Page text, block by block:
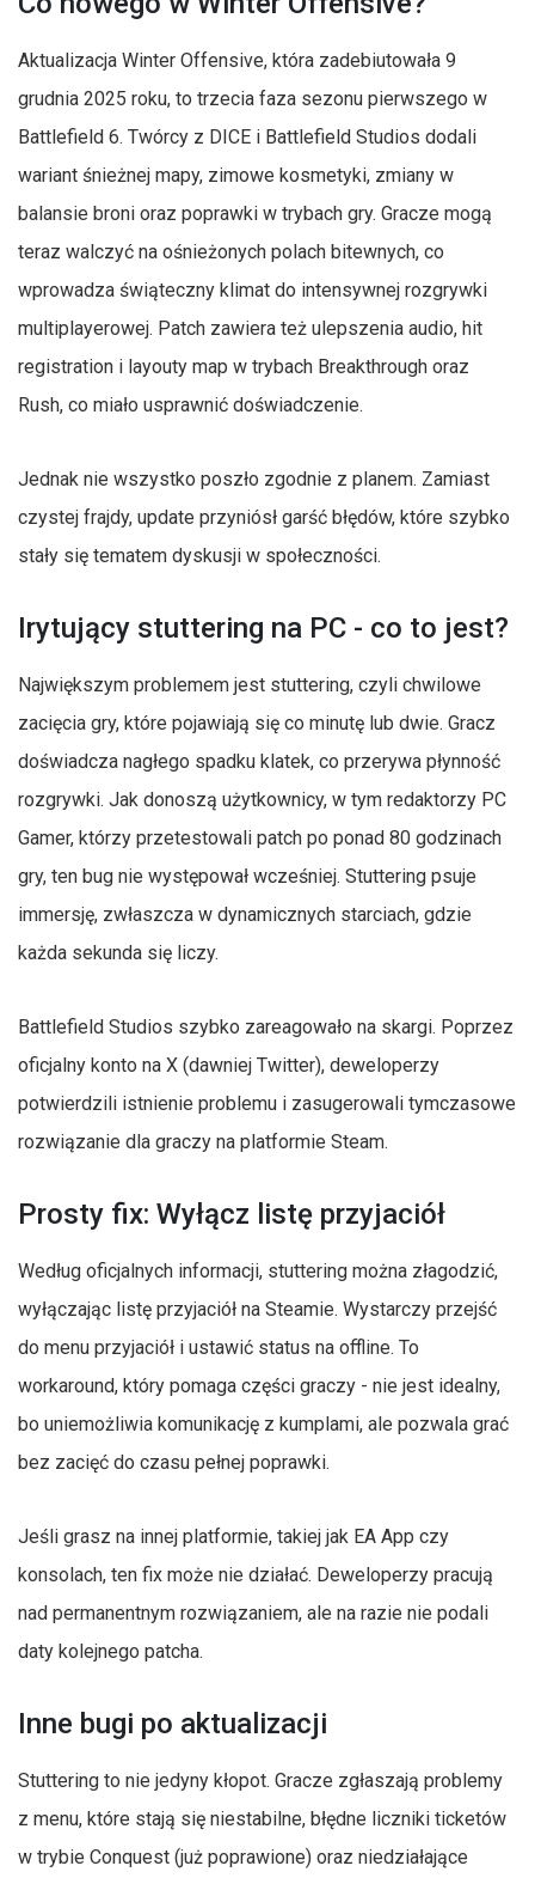
Aktualizacja Winter Offensive, która zadebiutowała 9
grudnia 2025 roku, to trzecia faza sezonu pierwszego w
Battlefield 6. Twórcy z DICE i Battlefield Studios dodali
wariant śnieżnej mapy, zimowe kosmetyki, zmiany w
balansie broni oraz poprawki w trybach gry. Gracze mogą
teraz walczyć na ośnieżonych polach bitewnych, co
wprowadza świąteczny klimat do intensywnej rozgrywki
multiplayerowej. Patch zawiera też ulepszenia audio, hit
registration i layouty map w trybach Breakthrough oraz
Rush, co miało usprawnić doświadczenie.
Jednak nie wszystko poszło zgodnie z planem. Zamiast
czystej frajdy, update przyniósł garść błędów, które szybko
stały się tematem dyskusji w społeczności.
Irytujący stuttering na PC - co to jest?
Największym problemem jest stuttering, czyli chwilowe
zacięcia gry, które pojawiają się co minutę lub dwie. Gracz
doświadcza nagłego spadku klatek, co przerywa płynność
rozgrywki. Jak donoszą użytkownicy, w tym redaktorzy PC
Gamer, którzy przetestowali patch po ponad 80 godzinach
gry, ten bug nie występował wcześniej. Stuttering psuje
immersję, zwłaszcza w dynamicznych starciach, gdzie
każda sekunda się liczy.
Battlefield Studios szybko zareagowało na skargi. Poprzez
oficjalny konto na X (dawniej Twitter), deweloperzy
potwierdzili istnienie problemu i zasugerowali tymczasowe
rozwiązanie dla graczy na platformie Steam.
Prosty fix: Wyłącz listę przyjaciół
Według oficjalnych informacji, stuttering można złagodzić,
wyłączając listę przyjaciół na Steamie. Wystarczy przejść
do menu przyjaciół i ustawić status na offline. To
workaround, który pomaga części graczy - nie jest idealny,
bo uniemożliwia komunikację z kumplami, ale pozwala grać
bez zacięć do czasu pełnej poprawki.
Jeśli grasz na innej platformie, takiej jak EA App czy
konsolach, ten fix może nie działać. Deweloperzy pracują
nad permanentnym rozwiązaniem, ale na razie nie podali
daty kolejnego patcha.
Inne bugi po aktualizacji
Stuttering to nie jedyny kłopot. Gracze zgłaszają problemy
z menu, które stają się niestabilne, błędne liczniki ticketów
w trybie Conquest (już poprawione) oraz niedziałające